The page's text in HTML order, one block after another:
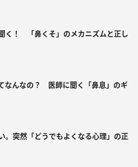
く！ 「鼻くそ」のメカニズムと正し
なんなの？ 医師に聞く「鼻息」のギ
。突然「どうでもよくなる心理」の正